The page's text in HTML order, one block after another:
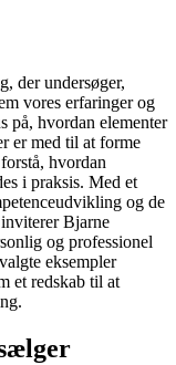
der undersøger,
vores erfaringer og
på, hvordan elementer
er med til at forme
hvordan
i praksis. Med et
og de
Bjarne
og professionel
eksempler
et redskab til at